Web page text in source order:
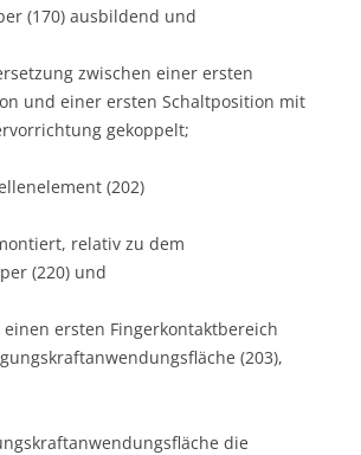
(170) ausbildend und
zwischen einer ersten
und einer ersten Schaltposition mit
gekoppelt;
(202)
relativ zu dem
(220) und
ersten Fingerkontaktbereich
(203),
die